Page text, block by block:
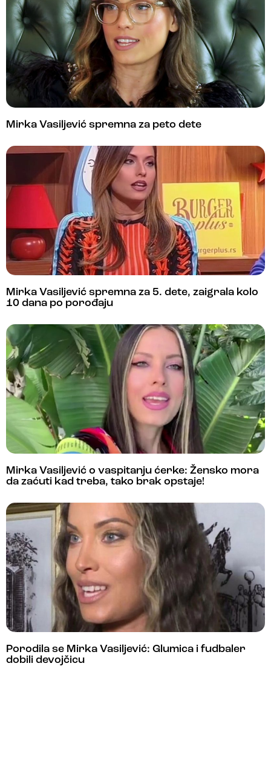
Mirka Vasiljević spremna za peto dete
Mirka Vasiljević spremna za 5. dete, zaigrala kolo
10 dana po porođaju
Mirka Vasiljević o vaspitanju ćerke: Žensko mora
da zaćuti kad treba, tako brak opstaje!
Porodila se Mirka Vasiljević: Glumica i fudbaler
dobili devojčicu